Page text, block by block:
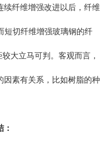
续纤维增强改进以后，纤维
短切纤维增强玻璃钢的纤
较大立马可判 。 客观而言，
因素有关系 ，比如树脂的种
：